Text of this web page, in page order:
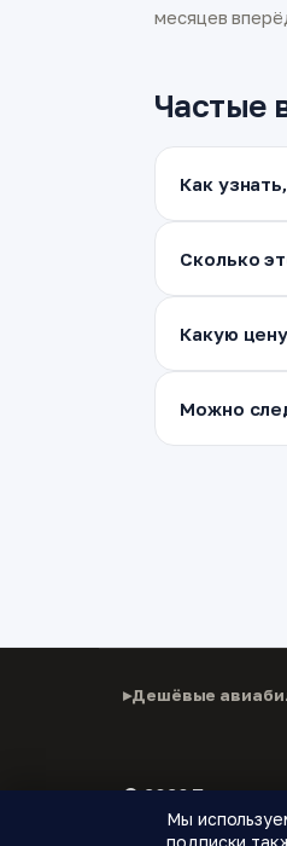
месяцев
Частые
Как
Сколько
Какую
Можно
Мы
подписки
Дешёвые
© 2026
Дешёвые